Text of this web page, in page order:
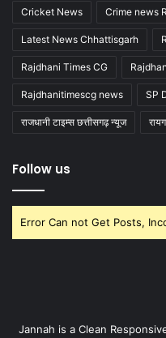
Cricket News Crime news
Latest News Chhattisgarh
Rajdhani Times CG
Rajdhanitimescg news SP
राजधानी टाइम्स छत्तीसगढ़ न्यूज
Follow us
Error Can not Get Posts,
Jannah is a Clean